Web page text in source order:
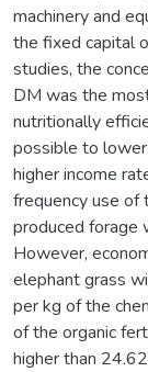
machinery and
the fixed capital
studies, the
DM was the
nutritionally
possible to
higher income
frequency use of
produced forage
However,
elephant grass
per kg of the
of the organic
higher than